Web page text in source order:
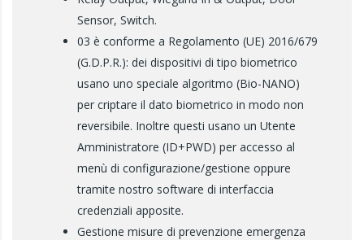
Sensor, Switch.
03 è conforme a Regolamento (UE) 2016/679
(G.D.P.R.): dei dispositivi di tipo biometrico
usano uno speciale algoritmo (Bio-NANO)
per criptare il dato biometrico in modo non
reversibile. Inoltre questi usano un Utente
Amministratore (ID+PWD) per accesso al
menù di configurazione/gestione oppure
tramite nostro software di interfaccia
credenziali apposite.
Gestione misure di prevenzione emergenza